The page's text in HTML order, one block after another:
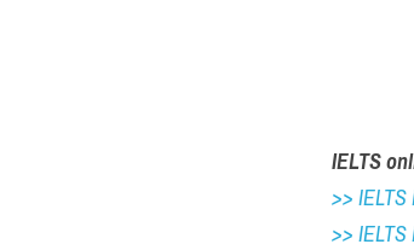
IELTS
>> IELTS
>> IELTS